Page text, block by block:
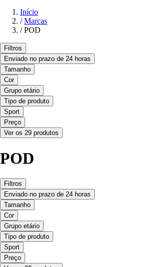
Início
/ Marcas
/ POD
Filtros
Enviado no prazo de 24 horas
Tamanho
Cor
Grupo etário
Tipo de produto
Sport
Preço
Ver os 29 produtos
POD
Filtros
Enviado no prazo de 24 horas
Tamanho
Cor
Grupo etário
Tipo de produto
Sport
Preço